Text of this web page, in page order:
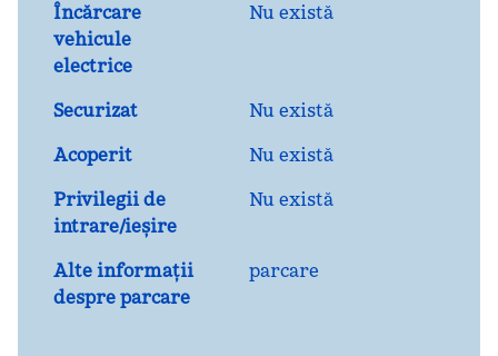
Încărcare
vehicule
electrice
Nu există
Securizat
Nu există
Acoperit
Nu există
Privilegii de
intrare/ieșire
Nu există
Alte informații
despre parcare
parcare